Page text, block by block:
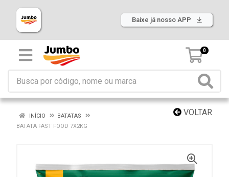
Baixe já nosso APP
0
VOLTAR
INÍCIO
BATATAS
BATATA FAST FOOD 7X2KG